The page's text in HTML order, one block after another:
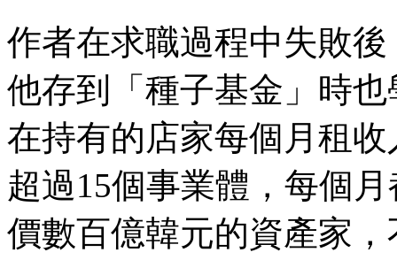
作者在求職過程中失敗
他存到「種子基金」時
在持有的店家每個月租
超過15個事業體，每個
價數百億韓元的資產家